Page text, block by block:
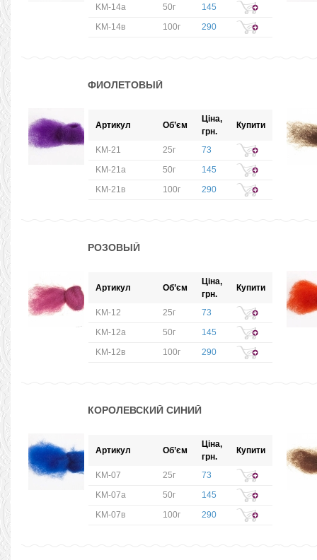
KM-14а
50г
145
KM-14в
100г 290
ФИОЛЕТОВЫЙ
Артикул Об’єм
Ціна,
грн.
Купити
KM-21 25г
73
KM-21а
50г
145
KM-21в
100г 290
РОЗОВЫЙ
Артикул Об’єм
Ціна,
грн.
Купити
KM-12 25г
73
KM-12а
50г
145
KM-12в
100г 290
КОРОЛЕВСКИЙ СИНИЙ
Артикул Об’єм
Ціна,
грн.
Купити
KM-07 25г
73
KM-07а
50г
145
KM-07в
100г 290